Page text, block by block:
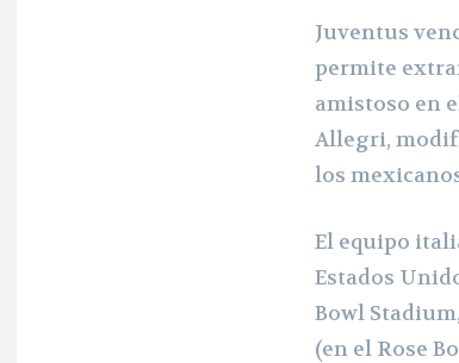
Juventus
permite
amistoso en
Allegri,
los
El equipo
Estados
Bowl
(en el Rose